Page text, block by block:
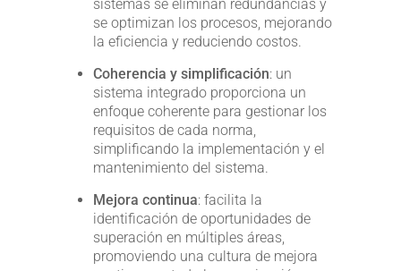
sistemas se eliminan redundancias y
se optimizan los procesos, mejorando
la eficiencia y reduciendo costos.
Coherencia y simplificación: un
sistema integrado proporciona un
enfoque coherente para gestionar los
requisitos de cada norma,
simplificando la implementación y el
mantenimiento del sistema.
Mejora continua: facilita la
identificación de oportunidades de
superación en múltiples áreas,
promoviendo una cultura de mejora